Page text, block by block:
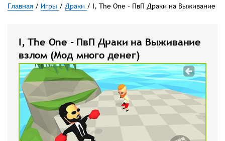
Главная / Игры / Драки / I, The One - ПвП Драки на Выживание
I, The One - ПвП Драки на Выживание
взлом (Мод много денег)